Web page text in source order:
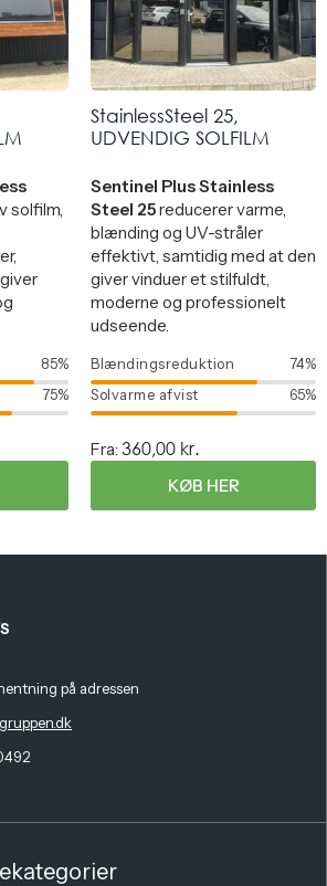
solfilm,
85%
75%
StainlessSteel 25,
UDVENDIG SOLFILM
Sentinel Plus Stainless
Steel 25reducerer varme,
blænding og UV-stråler
effektivt, samtidig med at den
giver vinduer et stilfuldt,
moderne og professionelt
udseende.
Blændingsreduktion
74%
Solvarme afvist
65%
Fra: 360,00 kr.
KØB HER
på adressen